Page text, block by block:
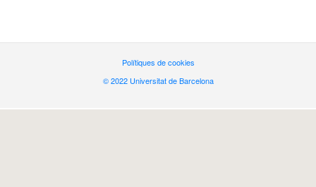
Polítiques de cookies
© 2022 Universitat de Barcelona